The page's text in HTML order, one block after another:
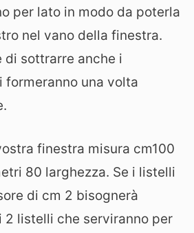
per lato in modo da poterla
nel vano della finestra.
di sottrarre anche i
formeranno una volta
finestra misura cm100
80 larghezza. Se i listelli
di cm 2 bisognerà
2 listelli che serviranno per